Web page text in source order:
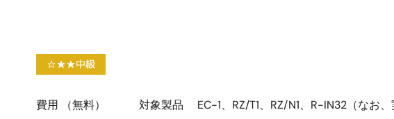
費用 （無料） 対象製品 EC-1、RZ/T1、RZ/N1、R-IN32（なお、実